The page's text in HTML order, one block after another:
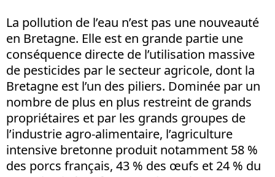
La pollution de l’eau n’est pas une nouveauté
en Bretagne. Elle est en grande partie une
conséquence directe de l’utilisation massive
de pesticides par le secteur agricole, dont la
Bretagne est l’un des piliers. Dominée par un
nombre de plus en plus restreint de grands
propriétaires et par les grands groupes de
l’industrie agro-alimentaire, l’agriculture
intensive bretonne produit notamment 58 %
des porcs français, 43 % des œufs et 24 % du